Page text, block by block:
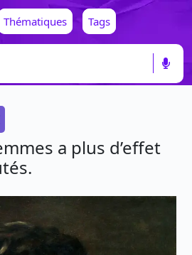
Thématiques Tags
a plus d’effet